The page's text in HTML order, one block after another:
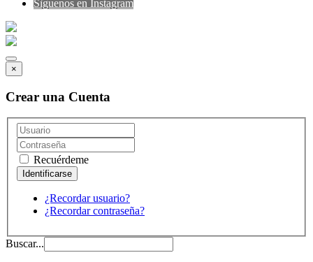
Sìguenos en Instagram
×
Crear una Cuenta
Recuérdeme
¿Recordar usuario?
¿Recordar contraseña?
Buscar...